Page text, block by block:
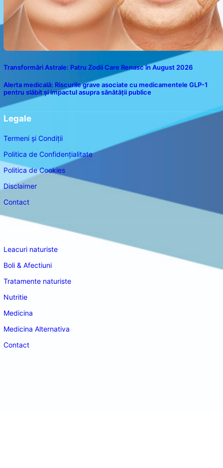
Transformări Astrale: Patru Zodii Care Renasc în August 2026
Alerta medicală: Riscurile grave asociate cu medicamentele GLP-1
pentru slăbit și impactul asupra sănătății publice
Legale
Termeni și Condiții
Politica de Confidențialitate
Politica de Cookies
Disclaimer
Contact
Leacuri naturiste
Boli & Afectiuni
Tratamente naturiste
Nutritie
Medicina
Medicina Alternativa
Contact